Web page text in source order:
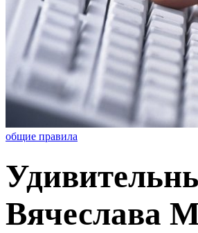
общие правила
Вячеслава